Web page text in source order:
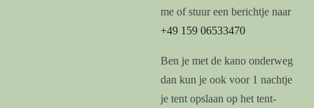
me of stuur een berichtje naar
+49 159 06533470
Ben je met de kano onderweg
dan kun je ook voor 1 nachtje
je tent opslaan op het tent-